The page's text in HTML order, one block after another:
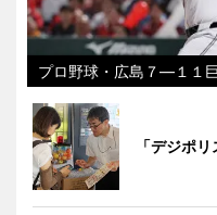
プロ野球・広島７―１１
「デジポ